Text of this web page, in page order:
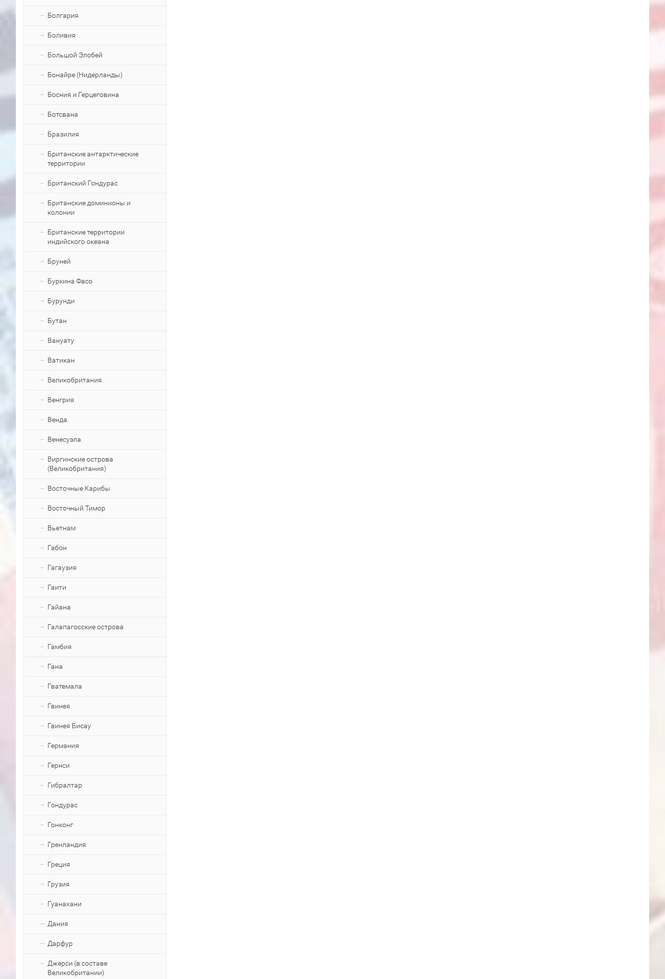
Болгария
Боливия
Большой Элобей
Бонайре (Нидерланды)
Босния и Герцеговина
Ботсвана
Бразилия
Британские антарктические
территории
Британский Гондурас
Британские доминионы и
колонии
Британские территории
индийского океана
Бруней
Буркина Фасо
Бурунди
Бутан
Вануату
Ватикан
Великобритания
Венгрия
Венда
Венесуэла
Виргинские острова
(Великобритания)
Восточные Карибы
Восточный Тимор
Вьетнам
Габон
Гагаузия
Гаити
Гайана
Галапагосские острова
Гамбия
Гана
Гватемала
Гвинея
Гвинея Бисау
Германия
Гернси
Гибралтар
Гондурас
Гонконг
Гренландия
Греция
Грузия
Гуанахани
Дания
Дарфур
Джерси (в составе
Великобритании)